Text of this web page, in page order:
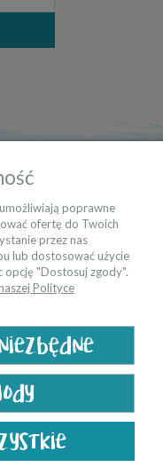
strony
poprawne
ofertę do Twoich
przez nas
lub dostosować użycie
"Dostosuj zgody".
Polityce